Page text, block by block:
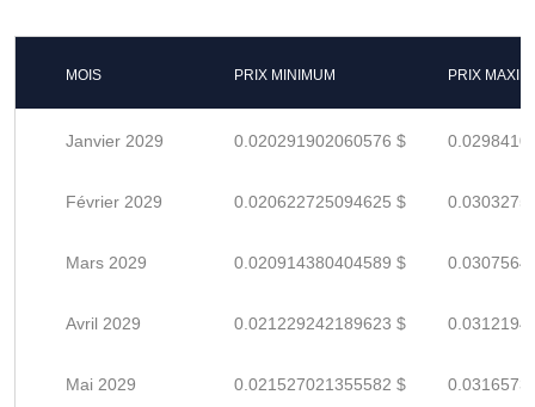
MOIS PRIX MINIMUM PRIX
Janvier 2029 0.020291902060576 $
Février 2029 0.020622725094625 $
Mars 2029 0.020914380404589 $
Avril 2029 0.021229242189623 $
Mai 2029 0.021527021355582 $